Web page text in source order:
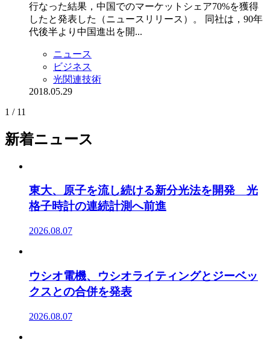
行なった結果，中国でのマーケットシェア70%を獲得
したと発表した（ニュースリリース）。 同社は，90年
代後半より中国進出を開...
ニュース
ビジネス
光関連技術
2018.05.29
1 / 11
新着ニュース
東大、原子を流し続ける新分光法を開発 光
格子時計の連続計測へ前進
2026.08.07
ウシオ電機、ウシオライティングとジーベッ
クスとの合併を発表
2026.08.07